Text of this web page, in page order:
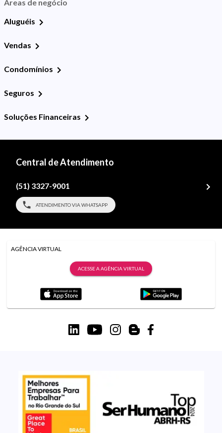
Áreas de negócio
Aluguéis
Vendas
Condomínios
Seguros
Soluções Financeiras
Central de Atendimento
(51) 3327-9001
ATENDIMENTO VIA WHATSAPP
AGÊNCIA VIRTUAL
ACESSE A AGÊNCIA VIRTUAL